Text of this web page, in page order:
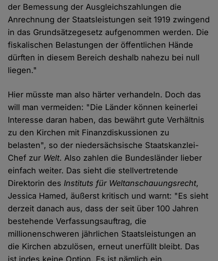
der Bemessung der Ausgleichszahlungen die
Anrechnung der Staatsleistungen seit 1919 zwingend
in das Grundsätzegesetz aufgenommen werden. Die
fiskalischen Belastungen der öffentlichen Hände
dürften in diesem Bereich deshalb nahezu bei null
liegen."
Hier müsste man also härter verhandeln. Doch das
will man vermeiden: "Die Länder können keinerlei
Interesse daran haben, das bewährt gute Verhältnis
zu den Kirchen mit Finanzdiskussionen zu
belasten", so der niedersächsische Staatskanzlei-
Chef zur Welt. Also zahlen die Bundesländer lieber
einfach weiter. Das sieht die stellvertretende
Direktorin desInstituts für Weltanschauungsrecht,
Jessica Hamed, äußerst kritisch und warnt: "Es sieht
derzeit danach aus, dass der seit über 100 Jahren
bestehende Verfassungsauftrag, die
millionenschweren jährlichen Staatsleistungen an
die Kirchen abzulösen, erneut unerfüllt bleibt. Das